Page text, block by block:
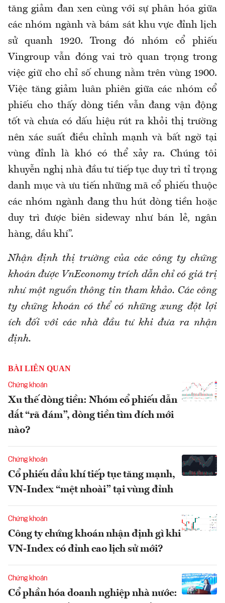
tăng giảm đan xen cùng với sự phân hóa giữa
các nhóm ngành và bám sát khu vực đỉnh lịch
sử quanh 1920. Trong đó nhóm cổ phiếu
Vingroup vẫn đóng vai trò quan trọng trong
việc giữ cho chỉ số chung nằm trên vùng 1900.
Việc tăng giảm luân phiên giữa các nhóm cổ
phiếu cho thấy dòng tiền vẫn đang vận động
tốt và chưa có dấu hiệu rút ra khỏi thị trường
nên xác suất điều chỉnh mạnh và bất ngờ tại
vùng đỉnh là khó có thể xảy ra. Chúng tôi
khuyễn nghị nhà đầu tư tiếp tục duy trì tỉ trọng
danh mục và ưu tiến những mã cổ phiếu thuộc
các nhóm ngành đang thu hút dòng tiền hoặc
duy trì được biên sideway như bán lẻ, ngân
hàng, dầu khí”.
Nhận định thị trường của các công ty chứng
khoán được VnEconomy trích dẫn chỉ có giá trị
như một nguồn thông tin tham khảo. Các công
ty chứng khoán có thể có những xung đột lợi
ích đối với các nhà đầu tư khi đưa ra nhận
định.
BÀI LIÊN QUAN
Chứng khoán
Xu thế dòng tiền: Nhóm cổ phiếu dẫn
dắt “rã đám”, dòng tiền tìm đích mới
nào?
Chứng khoán
Cổ phiếu dầu khí tiếp tục tăng mạnh,
VN-Index “mệt nhoài” tại vùng đỉnh
Chứng khoán
Công ty chứng khoán nhận định gì khi
VN-Index có đỉnh cao lịch sử mới?
Chứng khoán
Cổ phần hóa doanh nghiệp nhà nước: